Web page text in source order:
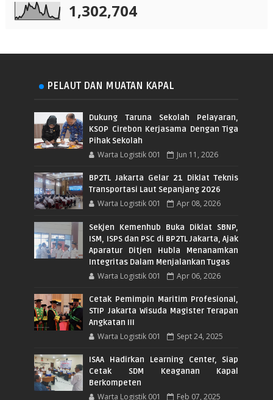
1,302,704
PELAUT DAN MUATAN KAPAL
Dukung Taruna Sekolah Pelayaran,
KSOP Cirebon Kerjasama Dengan Tiga
Pihak Sekolah
Warta Logistik 001 Jun 11, 2026
BP2TL Jakarta Gelar 21 Diklat Teknis
Transportasi Laut Sepanjang 2026
Warta Logistik 001 Apr 08, 2026
Sekjen Kemenhub Buka Diklat SBNP,
ISM, ISPS dan PSC di BP2TL Jakarta, Ajak
Aparatur Ditjen Hubla Menanamkan
Integritas Dalam Menjalankan Tugas
Warta Logistik 001 Apr 06, 2026
Cetak Pemimpin Maritim Profesional,
STIP Jakarta Wisuda Magister Terapan
Angkatan III
Warta Logistik 001 Sept 24, 2025
ISAA Hadirkan Learning Center, Siap
Cetak SDM Keaganan Kapal
Berkompeten
Warta Logistik 001 Feb 07, 2025